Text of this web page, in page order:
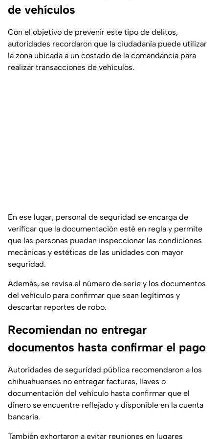
de vehículos
Con el objetivo de prevenir este tipo de delitos,
autoridades recordaron que la ciudadanía puede utilizar
la zona ubicada a un costado de la comandancia para
realizar transacciones de vehículos.
En ese lugar, personal de seguridad se encarga de
verificar que la documentación esté en regla y permite
que las personas puedan inspeccionar las condiciones
mecánicas y estéticas de las unidades con mayor
seguridad.
Además, se revisa el número de serie y los documentos
del vehículo para confirmar que sean legítimos y
descartar reportes de robo.
Recomiendan no entregar
documentos hasta confirmar el pago
Autoridades de seguridad pública recomendaron a los
chihuahuenses no entregar facturas, llaves o
documentación del vehículo hasta confirmar que el
dinero se encuentre reflejado y disponible en la cuenta
bancaria.
También exhortaron a evitar reuniones en lugares